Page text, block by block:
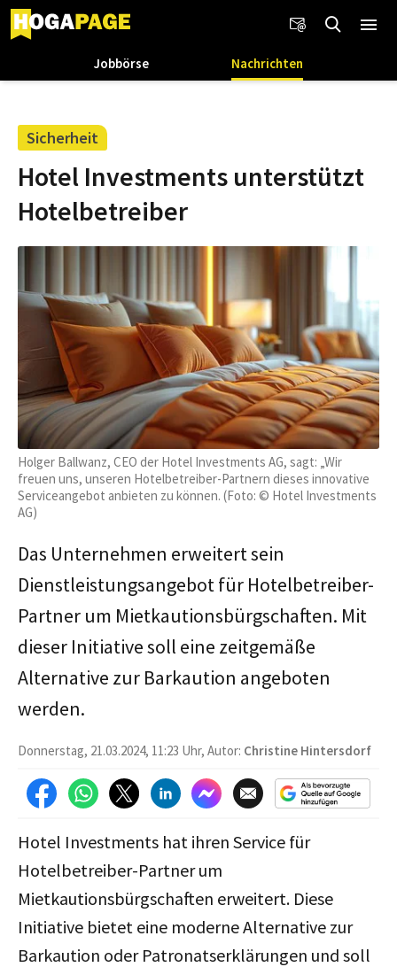
Jobbörse Nachrichten
Sicherheit
Hotel Investments unterstützt
Hotelbetreiber
Holger Ballwanz, CEO der Hotel Investments AG, sagt: „Wir
freuen uns, unseren Hotelbetreiber-Partnern dieses innovative
Serviceangebot anbieten zu können. (Foto: © Hotel Investments
AG)
Das Unternehmen erweitert sein
Dienstleistungsangebot für Hotelbetreiber-
Partner um Mietkautionsbürgschaften. Mit
dieser Initiative soll eine zeitgemäße
Alternative zur Barkaution angeboten
werden.
Donnerstag, 21.03.2024, 11:23 Uhr, Autor: Christine Hintersdorf
Hotel Investments hat ihren Service für
Hotelbetreiber-Partner um
Mietkautionsbürgschaften erweitert. Diese
Initiative bietet eine moderne Alternative zur
Barkaution oder Patronatserklärungen und soll